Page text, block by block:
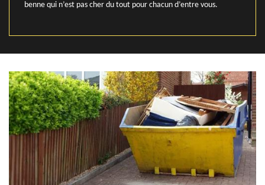
benne qui n’est pas cher du tout pour chacun d’entre vous.